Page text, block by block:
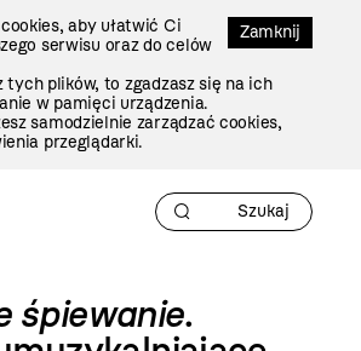
Zamknij
aby ułatwić Ci
serwisu oraz do celów
tych plików, to zgadzasz się na ich
w pamięci urządzenia.
samodzielnie zarządzać cookies,
przeglądarki.
śpiewanie.